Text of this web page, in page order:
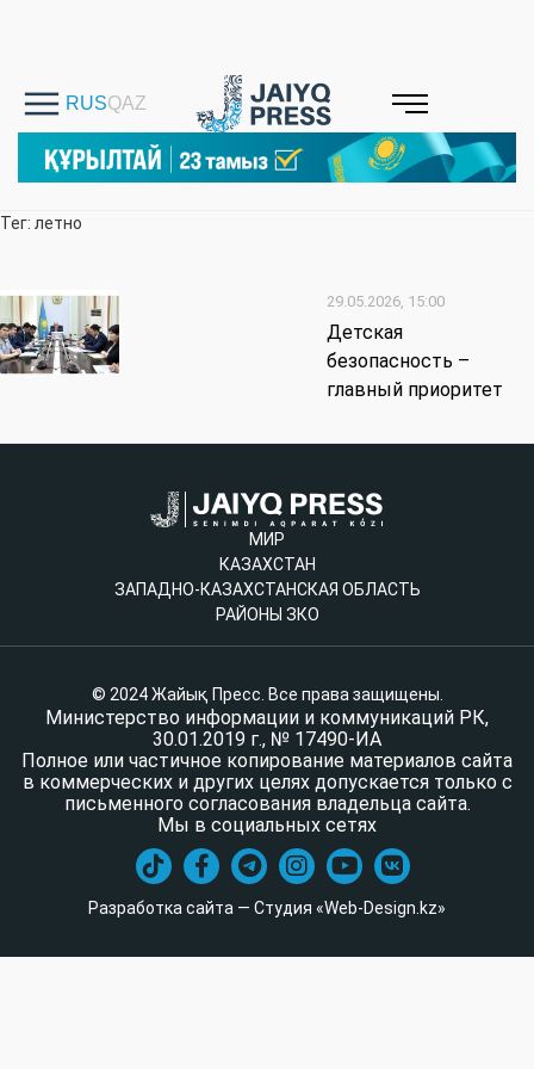
Тег: летно
29.05.2026, 15:00
Детская
безопасность –
главный приоритет
МИР
КАЗАХСТАН
ЗАПАДНО-КАЗАХСТАНСКАЯ ОБЛАСТЬ
РАЙОНЫ ЗКО
© 2024 Жайық Пресс. Все права защищены.
Министерство информации и коммуникаций РК,
30.01.2019 г., № 17490-ИА
Полное или частичное копирование материалов сайта
в коммерческих и других целях допускается только с
письменного согласования владельца сайта.
Мы в социальных сетях
Разработка сайта — Студия «Web-Design.kz»